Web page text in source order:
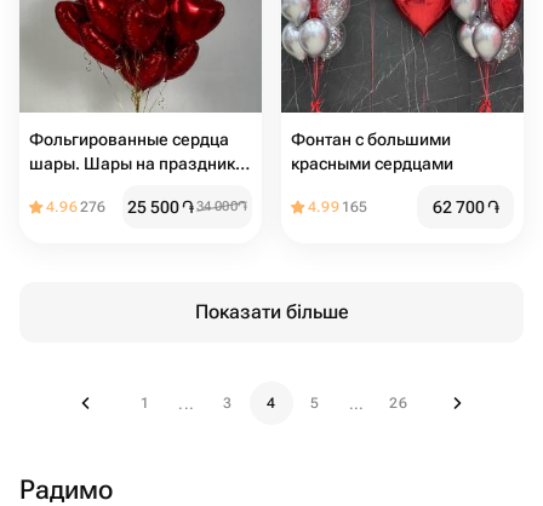
Фольгированные сердца
шары. Шары на праздник.
Подарок на мероприятие.
4.96276 25 500֏34 000֏
Фонтан с большими
красными сердцами
4.99 165 62 700֏
Показати більше
1 ... 3 4 5 ... 26
Радимо